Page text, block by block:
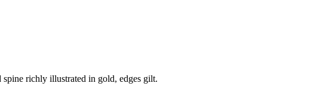
richly illustrated in gold, edges gilt.